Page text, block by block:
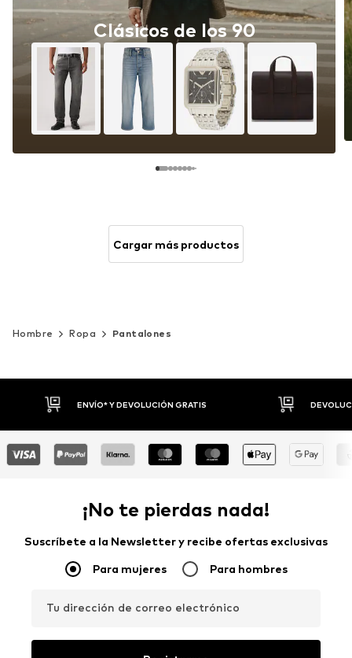
Clásicos de los 90
Cargar más productos
Hombre Ropa Pantalones
DEVOLUCIONES HASTA 30 DÍAS
¡No te pierdas nada!
Suscríbete a la Newsletter y recibe ofertas exclusivas
Para mujeres Para hombres
Tu dirección de correo electrónico